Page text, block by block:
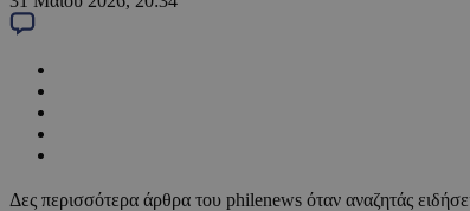
Δες περισσότερα άρθρα του philenews όταν αναζητάς